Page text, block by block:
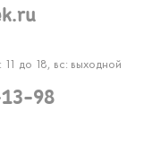
до 18, вс: выходной
98